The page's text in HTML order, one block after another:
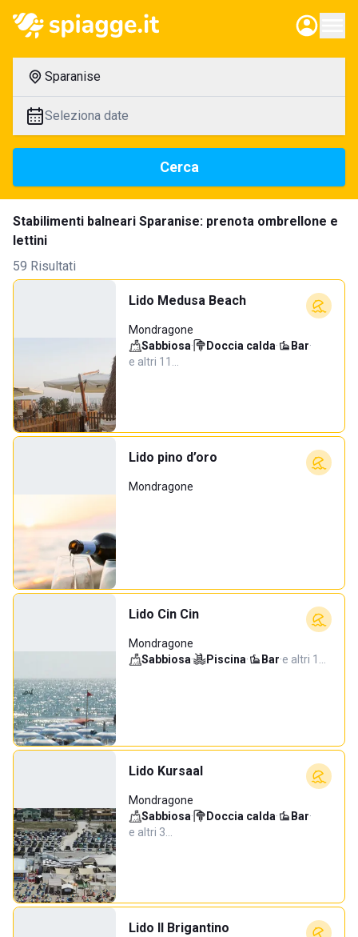
Sparanise
Seleziona date
Cerca
Stabilimenti balneari Sparanise: prenota ombrellone e
lettini
59 Risultati
Lido Medusa Beach
Mondragone
Sabbiosa· Doccia calda· Bar·
e altri 11…
Lido pino d’oro
Mondragone
Lido Cin Cin
Mondragone
Sabbiosa· Piscina· Bar·e altri 1…
Lido Kursaal
Mondragone
Sabbiosa· Doccia calda· Bar·
e altri 3…
Lido Il Brigantino